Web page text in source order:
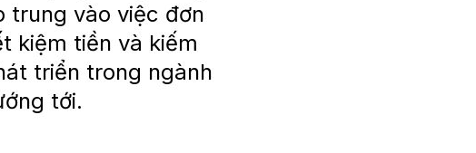
trung vào việc đơn
kiệm tiền và kiếm
triển trong ngành
tới.